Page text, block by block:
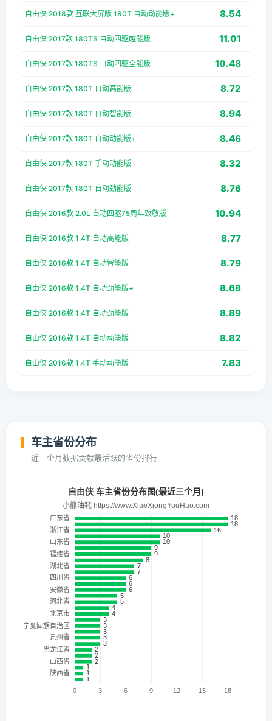
自由侠 2018款 互联大屏版 180T 自动动能版+ 8.54
自由侠 2017款 180TS 自动四驱越能版 11.01
自由侠 2017款 180TS 自动四驱全能版 10.48
自由侠 2017款 180T 自动高能版 8.72
自由侠 2017款 180T 自动智能版 8.94
自由侠 2017款 180T 自动动能版+ 8.46
自由侠 2017款 180T 手动动能版 8.32
自由侠 2017款 180T 自动劲能版 8.76
自由侠 2016款 2.0L 自动四驱75周年致敬版 10.94
自由侠 2016款 1.4T 自动高能版 8.77
自由侠 2016款 1.4T 自动智能版 8.79
自由侠 2016款 1.4T 自动劲能版+ 8.68
自由侠 2016款 1.4T 自动劲能版 8.89
自由侠 2016款 1.4T 自动动能版 8.82
自由侠 2016款 1.4T 手动动能版 7.83
车主省份分布
近三个月数据贡献最活跃的省份排行